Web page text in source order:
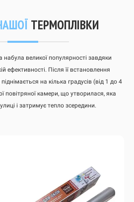
ТЕРМОПЛІВКИ
набула великої популярності завдяки
ефективності. Після її встановлення
на кілька градусів (від 1 до 4
повітряної камери, що утворилася, яка
і затримує тепло зсередини.